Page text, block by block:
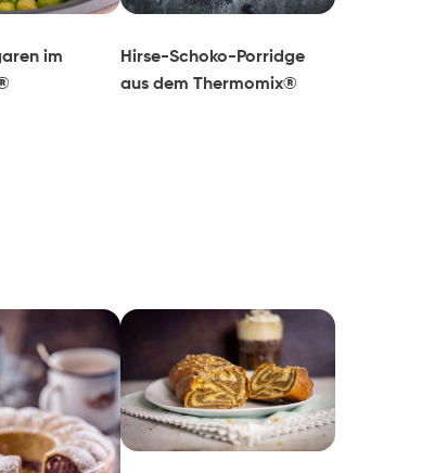
im
Hirse-Schoko-Porridge
aus dem Thermomix®